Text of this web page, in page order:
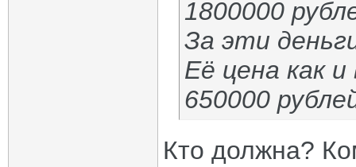
1800000
За эти
Её цена как
650000
Кто должна?